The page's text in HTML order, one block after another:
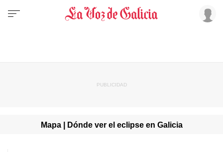
Mapa | Dónde ver el eclipse en Galicia